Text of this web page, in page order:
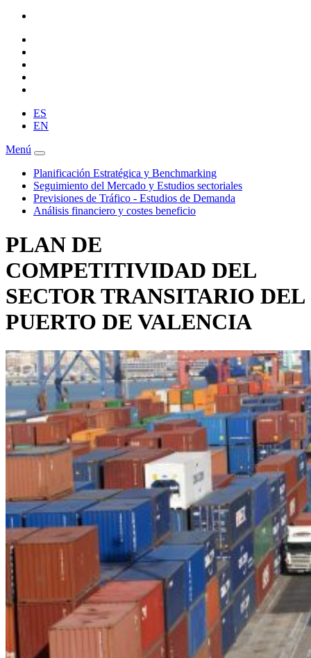
ES
EN
Menú
Planificación Estratégica y Benchmarking
Seguimiento del Mercado y Estudios sectoriales
Previsiones de Tráfico - Estudios de Demanda
Análisis financiero y costes beneficio
PLAN DE
COMPETITIVIDAD DEL
SECTOR TRANSITARIO DEL
PUERTO DE VALENCIA